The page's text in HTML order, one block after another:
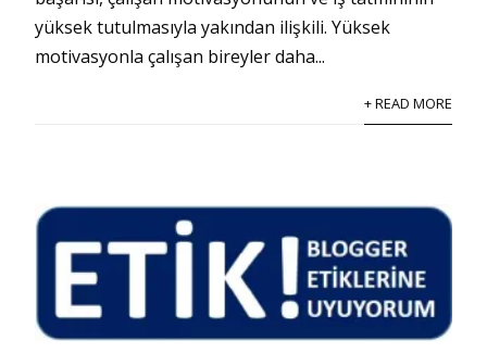
yüksek tutulmasıyla yakından ilişkili. Yüksek
motivasyonla çalışan bireyler daha...
+ READ MORE